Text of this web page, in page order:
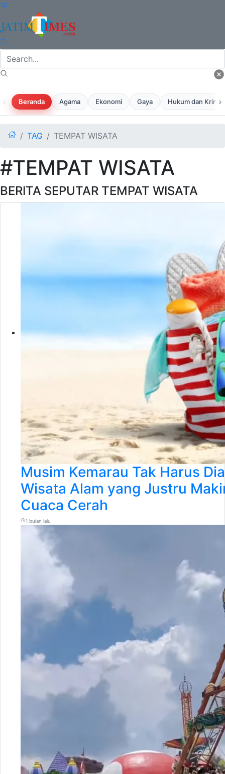
‹ Beranda Agama Ekonomi Gaya Hukum dan ›
TAG TEMPAT WISATA
#TEMPAT WISATA
BERITA SEPUTAR TEMPAT WISATA
Musim Kemarau Tak Harus
Wisata Alam yang Justru
Cuaca Cerah
1 bulan lalu